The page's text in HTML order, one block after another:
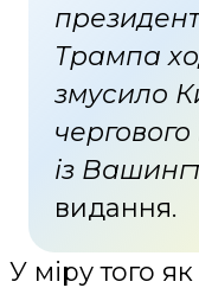
Трампа
змусило
із
видання.
У міру того